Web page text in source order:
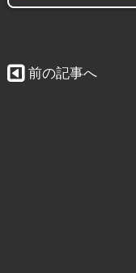
前の記事へ